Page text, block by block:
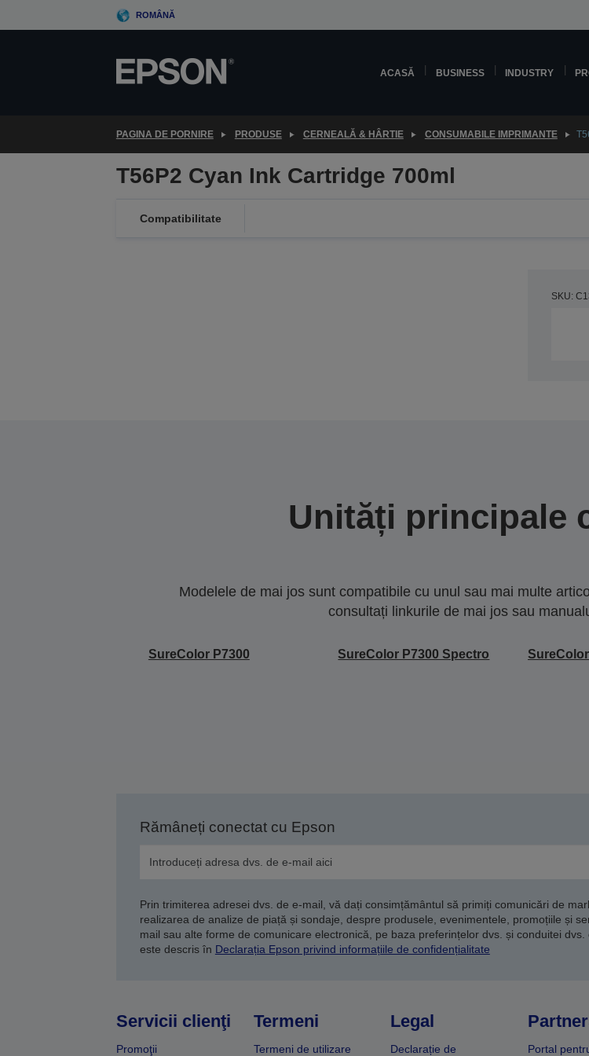
to
ROMÂNĂ
ACASĂ BUSINESS INDUSTRY
PAGINA DE PORNIRE PRODUSE CERNEALĂ & HÂRTIE CONSUMABILE IMPRIMANTE
T56P2 Cyan Ink Cartridge 700ml
Compatibilitate
SKU:
Unități principale
Modelele de mai jos sunt compatibile cu unul sau mai multe
consultați linkurile de mai jos sau
SureColor P7300 SureColor P7300 Spectro
Rămâneți conectat cu Epson
Prin trimiterea adresei dvs. de e-mail, vă dați consimțământul să primiți comunicări de
realizarea de analize de piață și sondaje, despre produsele, evenimentele, promoțiile și
mail sau alte forme de comunicare electronică, pe baza preferințelor dvs. și conduitei dvs.
este descris în Declarația Epson privind informațiile de confidențialitate
Servicii clienţi
Promoţii
Termeni
Termeni de utilizare
Legal
Declarație de Portal